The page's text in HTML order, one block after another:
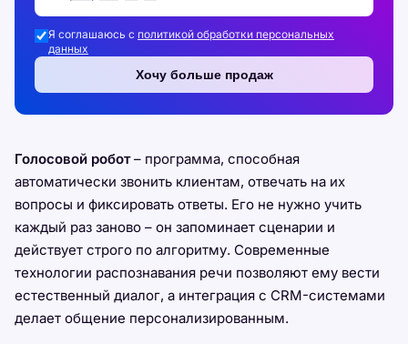
Я соглашаюсь с политикой обработки персональных
данных
Хочу больше продаж
Голосовой робот– программа, способная
автоматически звонить клиентам, отвечать на их
вопросы и фиксировать ответы. Его не нужно учить
каждый раз заново – он запоминает сценарии и
действует строго по алгоритму. Современные
технологии распознавания речи позволяют ему вести
естественный диалог, а интеграция с CRM-системами
делает общение персонализированным.